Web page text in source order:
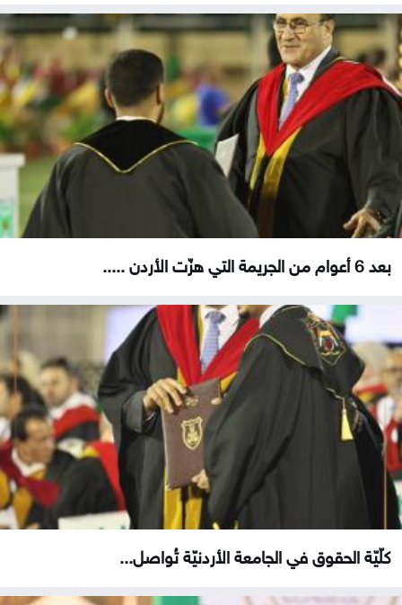
بعد 6 أعوام من الجريمة التي هزّت الأردن .....
كلّيّة الحقوق في الجامعة الأردنيّة تُواصل...